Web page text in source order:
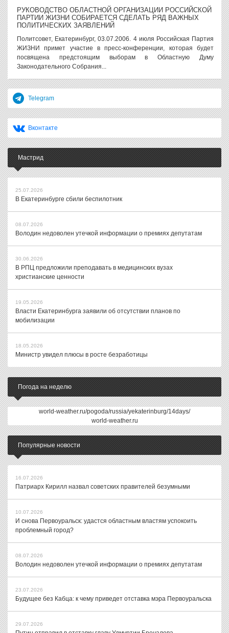
РУКОВОДСТВО ОБЛАСТНОЙ ОРГАНИЗАЦИИ РОССИЙСКОЙ
ПАРТИИ ЖИЗНИ СОБИРАЕТСЯ СДЕЛАТЬ РЯД ВАЖНЫХ
ПОЛИТИЧЕСКИХ ЗАЯВЛЕНИЙ
Политсовет, Екатеринбург, 03.07.2006. 4 июля Российская Партия
ЖИЗНИ примет участие в пресс-конференции, которая будет
посвящена предстоящим выборам в Областную Думу
Законодательного Собрания...
Telegram
Вконтакте
Мастрид
25.07.2026
В Екатеринбурге сбили беспилотник
08.07.2026
Володин недоволен утечкой информации о премиях депутатам
30.06.2026
В РПЦ предложили преподавать в медицинских вузах
христианские ценности
19.05.2026
Власти Екатеринбурга заявили об отсутствии планов по
мобилизации
18.05.2026
Министр увидел плюсы в росте безработицы
Погода на неделю
world-weather.ru/pogoda/russia/yekaterinburg/14days/
world-weather.ru
Популярные новости
16.07.2026
Патриарх Кирилл назвал советских правителей безумными
10.07.2026
И снова Первоуральск: удастся областным властям успокоить
проблемный город?
08.07.2026
Володин недоволен утечкой информации о премиях депутатам
23.07.2026
Будущее без Кабца: к чему приведет отставка мэра Первоуральска
29.07.2026